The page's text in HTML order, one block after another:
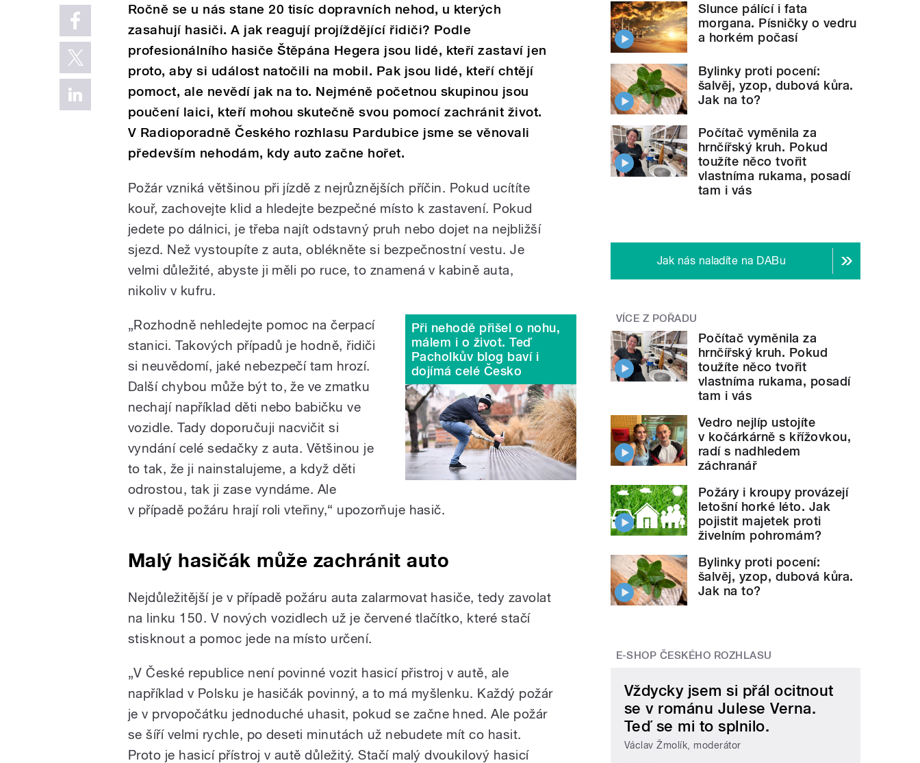
Ročně se u nás stane 20 tisíc dopravních nehod, u kterých
zasahují hasiči. A jak reagují projíždějící řidiči? Podle
profesionálního hasiče Štěpána Hegera jsou lidé, kteří zastaví jen
proto, aby si událost natočili na mobil. Pak jsou lidé, kteří chtějí
pomoct, ale nevědí jak na to. Nejméně početnou skupinou jsou
poučení laici, kteří mohou skutečně svou pomocí zachránit život.
V Radioporadně Českého rozhlasu Pardubice jsme se věnovali
především nehodám, kdy auto začne hořet.
Požár vzniká většinou při jízdě z nejrůznějších příčin. Pokud ucítíte
kouř, zachovejte klid a hledejte bezpečné místo k zastavení. Pokud
jedete po dálnici, je třeba najít odstavný pruh nebo dojet na nejbližší
sjezd. Než vystoupíte z auta, oblékněte si bezpečnostní vestu. Je
velmi důležité, abyste ji měli po ruce, to znamená v kabině auta,
nikoliv v kufru.
Při nehodě přišel o nohu,
málem i o život. Teď
Pacholkův blog baví i
dojímá celé Česko
„Rozhodně nehledejte pomoc na čerpací
stanici. Takových případů je hodně, řidiči
si neuvědomí, jaké nebezpečí tam hrozí.
Další chybou může být to, že ve zmatku
nechají například děti nebo babičku ve
vozidle. Tady doporučuji nacvičit si
vyndání celé sedačky z auta. Většinou je
to tak, že ji nainstalujeme, a když děti
odrostou, tak ji zase vyndáme. Ale
v případě požáru hrají roli vteřiny,“ upozorňuje hasič.
Malý hasičák může zachránit auto
Nejdůležitější je v případě požáru auta zalarmovat hasiče, tedy zavolat
na linku 150. V nových vozidlech už je červené tlačítko, které stačí
stisknout a pomoc jede na místo určení.
„V České republice není povinné vozit hasicí přistroj v autě, ale
například v Polsku je hasičák povinný, a to má myšlenku. Každý požár
je v prvopočátku jednoduché uhasit, pokud se začne hned. Ale požár
se šíří velmi rychle, po deseti minutách už nebudete mít co hasit.
Proto je hasicí přístroj v autě důležitý. Stačí malý dvoukilový hasicí
Slunce pálící i fata
morgana. Písničky o vedru
a horkém počasí
Bylinky proti pocení:
šalvěj, yzop, dubová kůra.
Jak na to?
Počítač vyměnila za
hrnčířský kruh. Pokud
toužíte něco tvořit
vlastníma rukama, posadí
tam i vás
Jak nás naladíte na DABu
VÍCE Z POŘADU
Počítač vyměnila za
hrnčířský kruh. Pokud
toužíte něco tvořit
vlastníma rukama, posadí
tam i vás
Vedro nejlíp ustojíte
v kočárkárně s křížovkou,
radí s nadhledem
záchranář
Požáry i kroupy provázejí
letošní horké léto. Jak
pojistit majetek proti
živelním pohromám?
Bylinky proti pocení:
šalvěj, yzop, dubová kůra.
Jak na to?
E-SHOP ČESKÉHO ROZHLASU
Vždycky jsem si přál ocitnout
se v románu Julese Verna.
Teď se mi to splnilo.
Václav Žmolík, moderátor